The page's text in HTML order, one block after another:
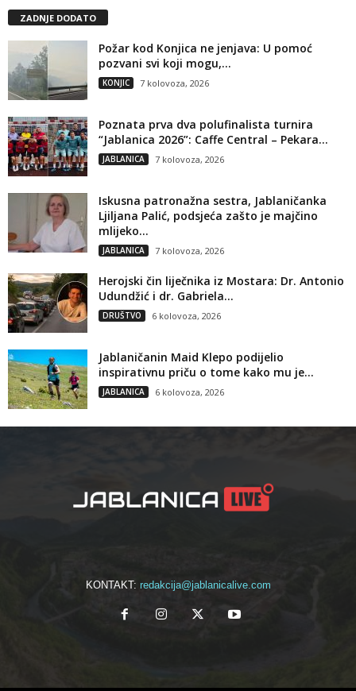
ZADNJE DODATO
Požar kod Konjica ne jenjava: U pomoć
pozvani svi koji mogu,...
KONJIC 7 kolovoza, 2026
Poznata prva dva polufinalista turnira
“Jablanica 2026”: Caffe Central – Pekara...
JABLANICA 7 kolovoza, 2026
Iskusna patronažna sestra, Jablaničanka
Ljiljana Palić, podsjeća zašto je majčino
mlijeko...
JABLANICA 7 kolovoza, 2026
Herojski čin liječnika iz Mostara: Dr. Antonio
Udundžić i dr. Gabriela...
DRUŠTVO 6 kolovoza, 2026
Jablaničanin Maid Klepo podijelio
inspirativnu priču o tome kako mu je...
JABLANICA 6 kolovoza, 2026
KONTAKT: redakcija@jablanicalive.com